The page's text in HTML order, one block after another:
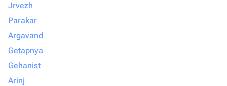
Jrvezh
Parakar
Argavand
Getapnya
Gehanist
Arinj